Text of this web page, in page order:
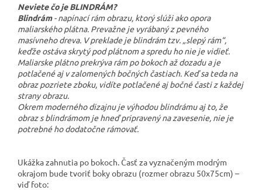
Neviete čo je BLINDRÁM?
Blindrám- napínací rám obrazu, ktorý slúži ako opora
maliarského plátna. Prevažne je vyrábaný z pevného
masívneho dreva. V preklade je blindrám tzv. „slepý rám“,
keďže ostáva skrytý pod plátnom a spredu ho nie je vidieť.
Maliarske plátno prekrýva rám po bokoch až dozadu a je
potlačené aj v zalomených bočných častiach. Keď sa teda na
obraz pozriete zboku, vidíte potlačené aj bočné časti z každej
strany obrazu.
Okrem moderného dizajnu je výhodou blindrámu aj to, že
obraz s blindrámom je hneď pripravený na zavesenie, nie je
potrebné ho dodatočne rámovať.
Ukážka zahnutia po bokoch. Časť za vyznačeným modrým
okrajom bude tvoriť boky obrazu (rozmer obrazu 50x75cm) –
viď foto: